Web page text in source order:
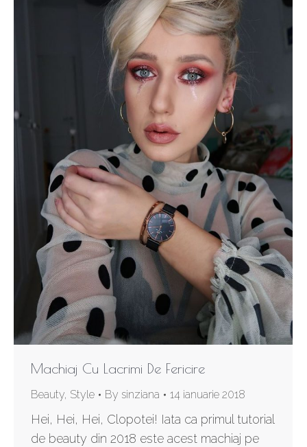
Machiaj Cu Lacrimi De Fericire
Beauty, Style By sinziana 14 ianuarie 2018
Hei, Hei, Hei, Clopotei! Iata ca primul tutorial
de beauty din 2018 este acest machiaj pe